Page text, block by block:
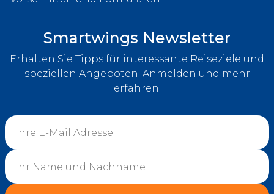
Smartwings Newsletter
Erhalten Sie Tipps für interessante Reiseziele und
speziellen Angeboten. Anmelden und mehr
erfahren.